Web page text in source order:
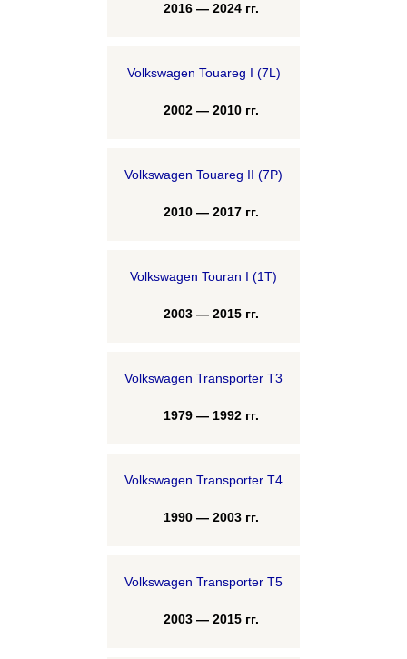
2016 — 2024 гг.
Volkswagen Touareg I (7L)
2002 — 2010 гг.
Volkswagen Touareg II (7P)
2010 — 2017 гг.
Volkswagen Touran I (1T)
2003 — 2015 гг.
Volkswagen Transporter T3
1979 — 1992 гг.
Volkswagen Transporter T4
1990 — 2003 гг.
Volkswagen Transporter T5
2003 — 2015 гг.